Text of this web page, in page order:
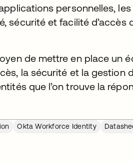
personnelles,
sécurité et facilité d’accès
de mettre en place un
la sécurité et la gestion
que l’on trouve la
Okta Workforce Identity